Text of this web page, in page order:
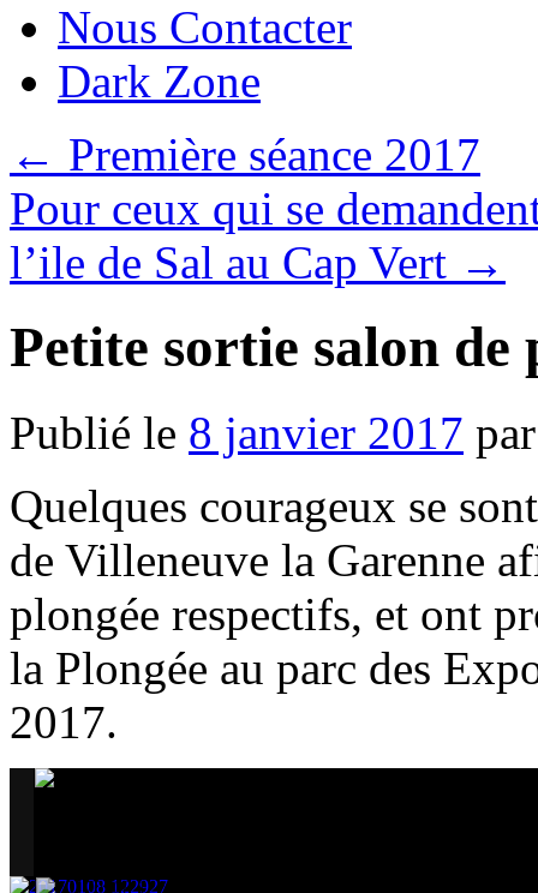
Nous Contacter
Dark Zone
← Première séance 2017
Pour ceux qui se
l’ile de Sal au Cap Vert →
Petite sortie salon de
Publié le 8 janvier 2017 par
Quelques courageux se
de Villeneuve la Garenne
plongée respectifs, et ont
la Plongée au parc des
2017.